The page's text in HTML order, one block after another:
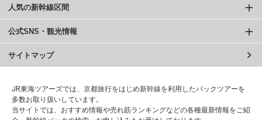
人気の新幹線区間
公式SNS・観光情報
サイトマップ
JR東海ツアーズでは、京都旅行をはじめ新幹線を利用したパックツアーを
多数お取り扱いしています。
当サイトでは、おすすめ情報や売れ筋ランキングなどの各種最新情報をご紹